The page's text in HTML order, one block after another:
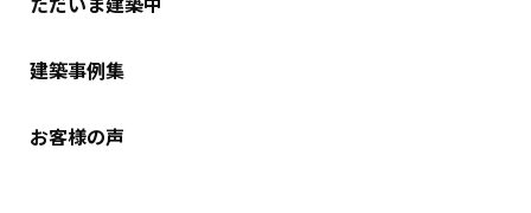
建築事例集
お客様の声